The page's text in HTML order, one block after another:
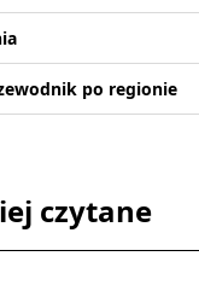
po regionie
czytane